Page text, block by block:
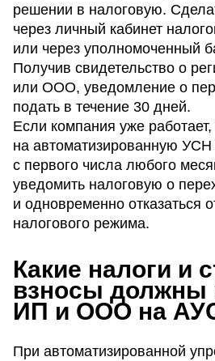
решении в налоговую.
через личный кабинет
или через уполномоченный
Получив свидетельство о
или ООО, уведомление о
подать в течение 30 дней.
Если компания уже
на автоматизированную
с первого числа любого
уведомить налоговую о
и одновременно отказаться
налогового режима.
Какие налоги и
взносы должны
ИП и ООО на
При автоматизированной